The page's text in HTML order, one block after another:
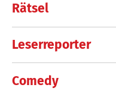
Rätsel
Leserreporter
Comedy